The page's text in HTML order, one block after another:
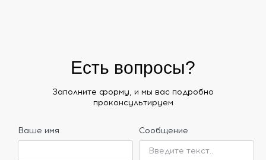
Есть вопросы?
Заполните форму, и мы вас подробно
проконсультируем
Ваше имя Сообщение